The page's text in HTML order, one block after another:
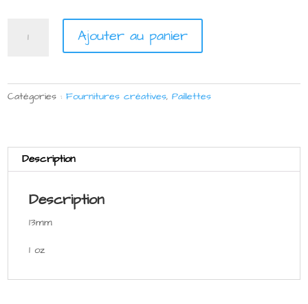
Ajouter au panier
Catégories :Fournitures créatives,Paillettes
Description
Description
13mm
1 oz